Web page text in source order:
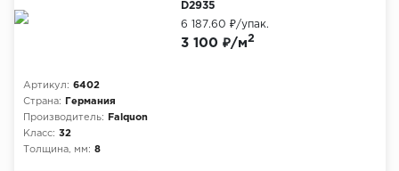
D2935
Артикул: 6402
Страна:
Германия
Производитель:
Falquon
Класс: 32
Толщина, мм: 8
3 100 ₽/м2
6 187.60 ₽/упак.